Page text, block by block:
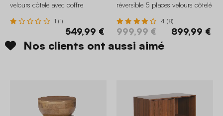
velours côtelé avec coffre
1 (1)
549,99 €
réversible 5 places velours côtelé
4 (8)
999,99 € 899,99 €
Nos clients ont aussi aimé